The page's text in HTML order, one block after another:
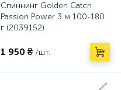
Спиннинг Golden Catch
Passion Power 3 м 100-180
г (2039152)
1 950 ₴ /шт.